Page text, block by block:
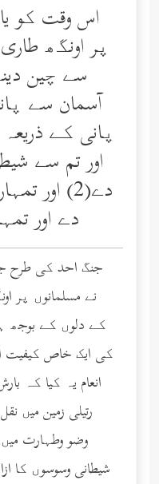
اس وقت کو
پر اونگھ
آسمان سے
پانی کے
اور تم سے
دے(2) اور
دے اور
نے مسلمانوں
کے دلوں کے بوجھ
انعام یہ کیا کہ
رتیلی زمین میں
وضو وطہارت
شیطانی وسوسوں کا